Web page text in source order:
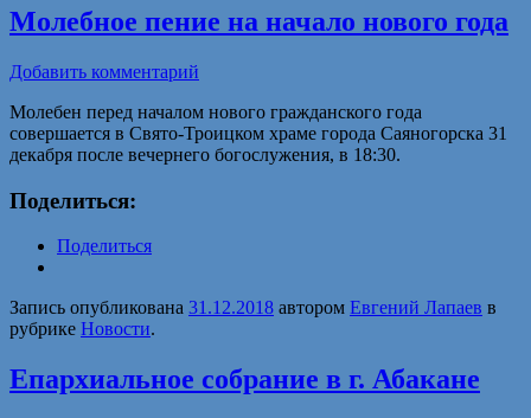
Молебное пение на начало нового года
Добавить комментарий
Молебен перед началом нового гражданского года
совершается в Свято-Троицком храме города Саяногорска 31
декабря после вечернего богослужения, в 18:30.
Поделиться:
Поделиться
Запись опубликована 31.12.2018 автором Евгений Лапаев в
рубрике Новости.
Епархиальное собрание в г. Абакане